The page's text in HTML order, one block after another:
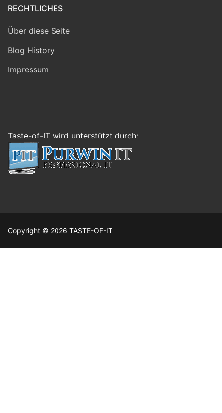
RECHTLICHES
Über diese Seite
Blog History
Impressum
Taste-of-IT wird unterstützt durch:
Copyright © 2026 TASTE-OF-IT